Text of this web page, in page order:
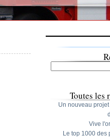
Toutes les
Un nouveau
Vive
Le top 1000 des